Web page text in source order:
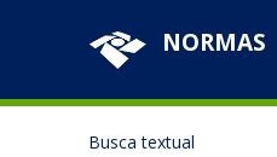
NORMAS
Busca textual